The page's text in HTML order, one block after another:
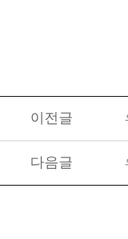
이전글
다음글